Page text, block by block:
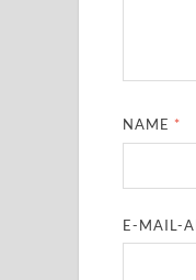
NAME *
E-MAIL-